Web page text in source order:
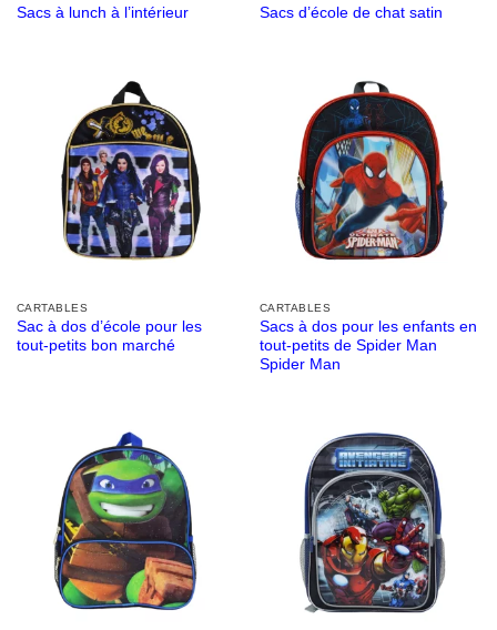
Sacs à lunch à l’intérieur Sacs d’école de chat satin
CARTABLES
Sac à dos d’école pour les
tout-petits bon marché
CARTABLES
Sacs à dos pour les enfants en
tout-petits de Spider Man
Spider Man